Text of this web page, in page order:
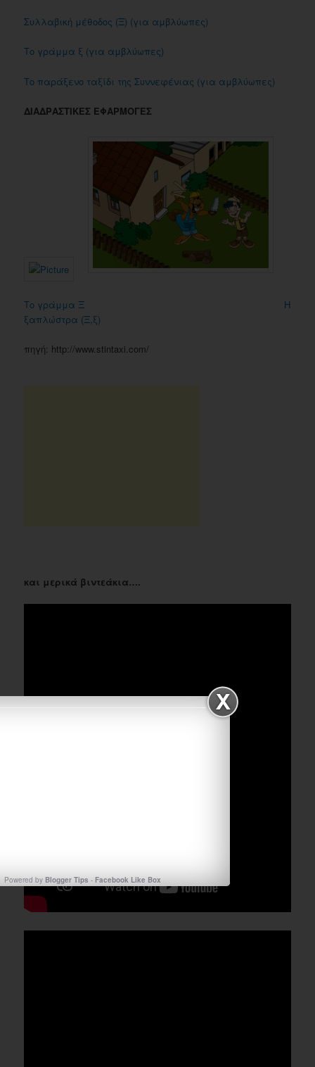
Συλλαβική μέθοδος (Ξ) (για αμβλύωπες)
Το γράμμα ξ (για αμβλύωπες)
Το παράξενο ταξίδι της Συννεφένιας (για αμβλύωπες)
ΔΙΑΔΡΑΣΤΙΚΕΣ ΕΦΑΡΜΟΓΕΣ
Το γράμμα Ξ
Η
ξαπλώστρα (Ξ,ξ)
πηγή: http://www.stintaxi.com/
και μερικά βιντεάκια….
Powered by Blogger Tips - Facebook Like Box